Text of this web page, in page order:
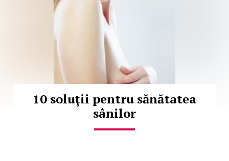
10 soluţii pentru sănătatea
sânilor